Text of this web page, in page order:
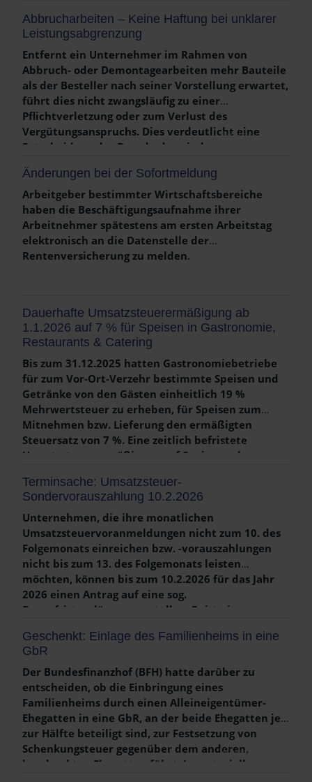
gerichtliche „Anpassung nach oben“ mit der Folge,
dass auch bei Teilzeitbeschäftigten die
Überschreitung ihrer individuellen
Wochenarbeitszeit die tarifvertragliche
Zuschlagspflicht auslöst.
Abbrucharbeiten – Keine Haftung bei unklarer
Leistungsabgrenzung
Entfernt ein Unternehmer im Rahmen von
Abbruch- oder Demontagearbeiten mehr Bauteile
als der Besteller nach seiner Vorstellung erwartet,
führt dies nicht zwangsläufig zu einer
Pflichtverletzung oder zum Verlust des
Vergütungsanspruchs. Dies verdeutlicht eine
Entscheidung des Brandenburgischen
Weiterlesen …
Änderungen bei der Sofortmeldung
Arbeitgeber bestimmter Wirtschaftsbereiche
haben die Beschäftigungsaufnahme ihrer
Arbeitnehmer spätestens am ersten Arbeitstag
elektronisch an die Datenstelle der
Rentenversicherung zu melden.
Dauerhafte Umsatzsteuerermäßigung ab
1.1.2026 auf 7 % für Speisen in Gastronomie,
Restaurants & Catering
Bis zum 31.12.2025 hatten Gastronomiebetriebe
für zum Vor-Ort-Verzehr bestimmte Speisen und
Getränke von den Gästen einheitlich 19 %
Mehrwertsteuer zu erheben, für Speisen zum
Mitnehmen bzw. Lieferung den ermäßigten
Steuersatz von 7 %. Eine zeitlich befristete
Umsatzsteuerermäßigung auf Speisen gab es
hat mit dem Steueränderungsgesetz 2025 ab dem
1.1.2026 dauerhaft eine Umsatzsteuerermäßigung
auf 7 % auf Speisen für Gastronomie, Restaurants,
Cateringservice und vergleichbare Unternehmen
beschlossen. Für die Nacht vom 31.12.2025 auf
den 1.1.2026 besteht ein Wahlrecht. Für Getränke
bleibt es beim regulären Steuersatz.
Weiterlesen …
Terminsache: Umsatzsteuer-
Sondervorauszahlung 10.2.2026
Unternehmen, die ihre monatlichen
Umsatzsteuervoranmeldungen nicht zum 10. des
Folgemonats einreichen bzw. -vorauszahlungen
nicht bis zum 13. des Folgemonats leisten
möchten, können bis zum 10.2.2026 für das Jahr
2026 einen Antrag auf eine sog.
Dauerfristverlängerung stellen. Es ist eine
Elftel der Umsatzsteuerzahllast des Vorjahres an
das Finanzamt zu leisten. Die
Umsatzsteuervoranmeldungen bzw. -zahlungen
dürfen jeweils einen Monat später abgegeben
bzw. gezahlt werden. Quartalszahler müssen keine
Sondervorauszahlungen leisten. Die Höhe der
jeweiligen Umsatzsteuer-Sondervorauszahlung
kann ab dem 1.1.2026 über ELSTER abgerufen
werden. Die Sondervorauszahlung wird mit der
Geschenkt: Einlage des Familienheims in eine
GbR
Der Bundesfinanzhof (BFH) hatte darüber zu
entscheiden, ob die Einbringung eines
Familienheims durch einen Alleineigentümer-
Ehegatten in eine GbR, an der beide Ehegatten je
zur Hälfte beteiligt sind, zur Festsetzung von
Schenkungsteuer gegenüber dem anderen,
beschenkten Ehegatten führt. Im notariellen
Weiterlesen …